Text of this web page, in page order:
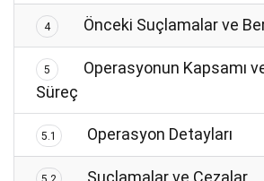
4 Önceki Suçlamalar ve
5
Operasyonun Kapsamı
Süreç
5.1 Operasyon Detayları